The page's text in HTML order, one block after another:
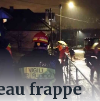
frappe